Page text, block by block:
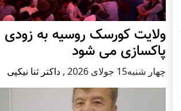
ولایت کورسک روسیه به زودی
پاکسازی می شود
چهار شنبه15 جولای 2026 , داکتر ثنا نیکپی